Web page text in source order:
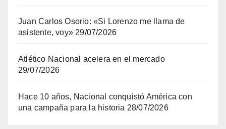
Juan Carlos Osorio: «Si Lorenzo me llama de
asistente, voy» 29/07/2026
Atlético Nacional acelera en el mercado
29/07/2026
Hace 10 años, Nacional conquistó América con
una campaña para la historia 28/07/2026